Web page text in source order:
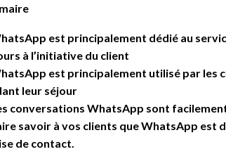
est principalement dédié au
à l’initiative du client
est principalement utilisé par les
leur séjour
conversations WhatsApp sont
savoir à vos clients que WhatsApp
de contact.